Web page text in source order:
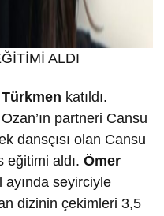
ALDI
ürkmen katıldı.
partneri Cansu
dansçısı olan Cansu
eğitimi aldı. Ömer
ayında seyirciyle
dizinin çekimleri 3,5